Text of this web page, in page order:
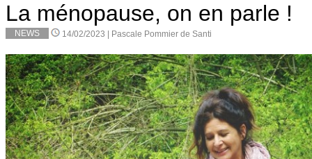
La ménopause, on en parle !
NEWS 14/02/2023 | Pascale Pommier de Santi